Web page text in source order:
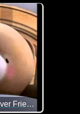
gruseliges
Happy Halloween from Forever Friends